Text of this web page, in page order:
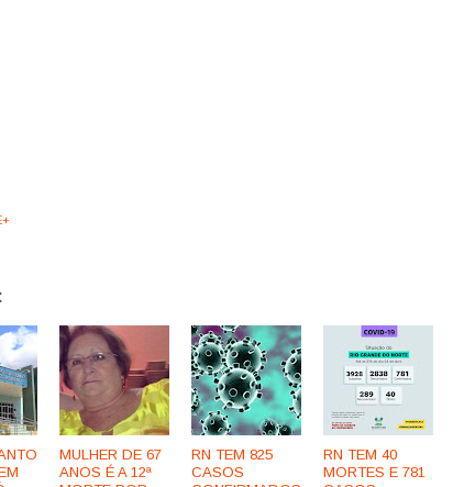
MULHER DE 67
ANOS É A 12ª
RN TEM 825
CASOS
RN TEM 40
MORTES E 781